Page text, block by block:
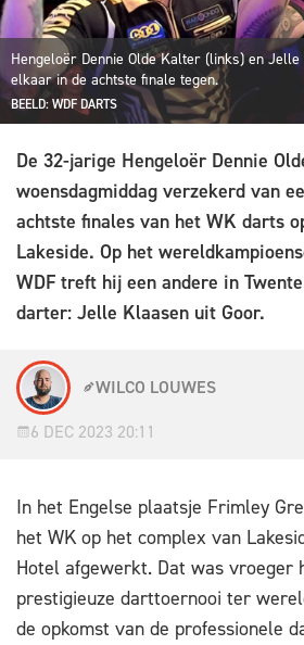
Hengeloër Dennie Olde Kalter (links) en
elkaar in de achtste finale tegen.
BEELD: WDF DARTS
De 32-jarige Hengeloër Dennie
woensdagmiddag verzekerd van
achtste finales van het WK darts
Lakeside. Op het
WDF treft hij een andere in
darter: Jelle Klaasen uit Goor.
WILCO LOUWES
6 DEC 2023 20:11
In het Engelse plaatsje Frimley
het WK op het complex van
Hotel afgewerkt. Dat was vroeger
prestigieuze darttoernooi ter
de opkomst van de professionele